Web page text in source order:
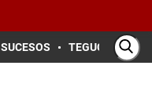
SUCESOS TEGUCIGALPA